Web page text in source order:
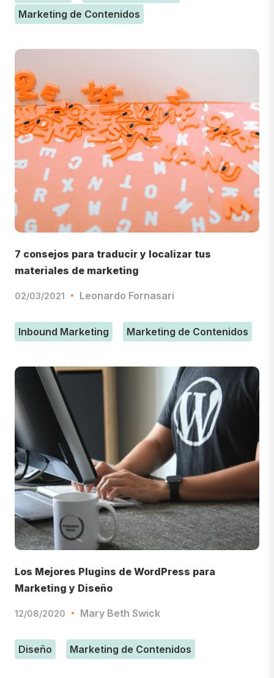
Marketing de Contenidos
7 consejos para traducir y localizar tus
materiales de marketing
02/03/2021 Leonardo Fornasari
Inbound Marketing Marketing de Contenidos
Los Mejores Plugins de WordPress para
Marketing y Diseño
12/08/2020 Mary Beth Swick
Diseño Marketing de Contenidos